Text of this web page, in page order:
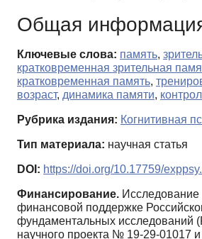
Общая
Ключевые слова: память,
кратковременная зрительная
кратковременная память,
возраст, динамика памяти,
Рубрика издания: Когнитивная
Тип материала: научная статья
DOI: https://doi.org/10.17759/
Финансирование.
финансовой поддержке
фундаментальных исследований
научного проекта № 19-29-01017